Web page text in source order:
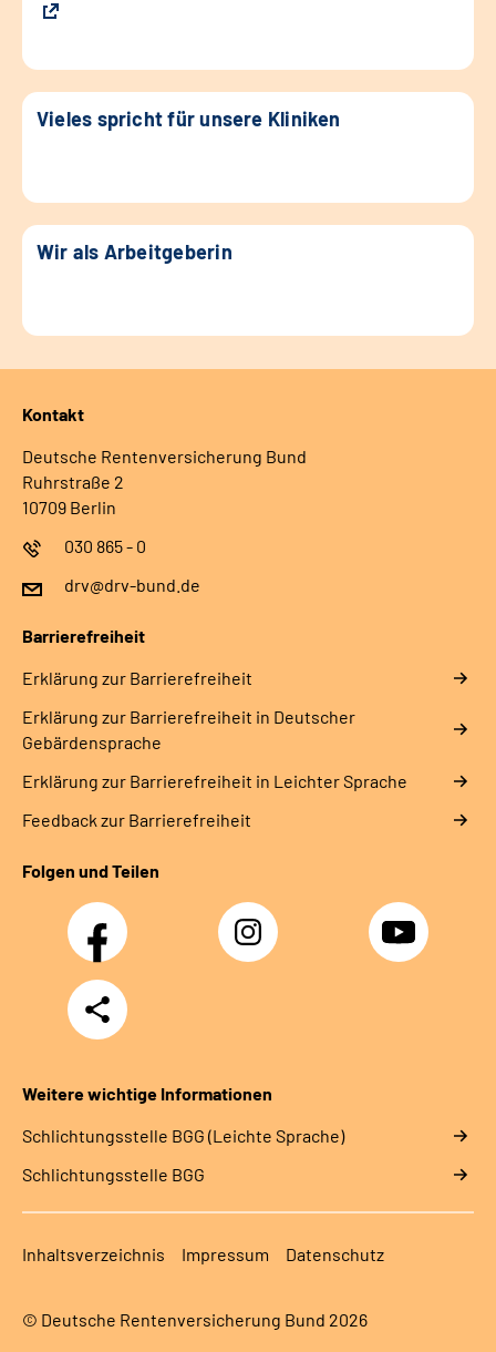
Vieles spricht für unsere Kliniken
Wir als Arbeitgeberin
Kontakt
Deutsche Rentenversicherung Bund
Ruhrstraße 2
10709 Berlin
030 865 - 0
drv@drv-bund.de
Barrierefreiheit
Erklärung zur Barrierefreiheit
Erklärung zur Barrierefreiheit in Deutscher
Gebärdensprache
Erklärung zur Barrierefreiheit in Leichter Sprache
Feedback zur Barrierefreiheit
Folgen und Teilen
Facebook Instagram YouTube
Teilen
Weitere wichtige Informationen
Schlich­tungs­stel­le BGG (Leichte Sprache)
Schlich­tungs­stel­le BGG
Inhaltsverzeichnis Impressum Datenschutz
© Deutsche Rentenversicherung Bund 2026